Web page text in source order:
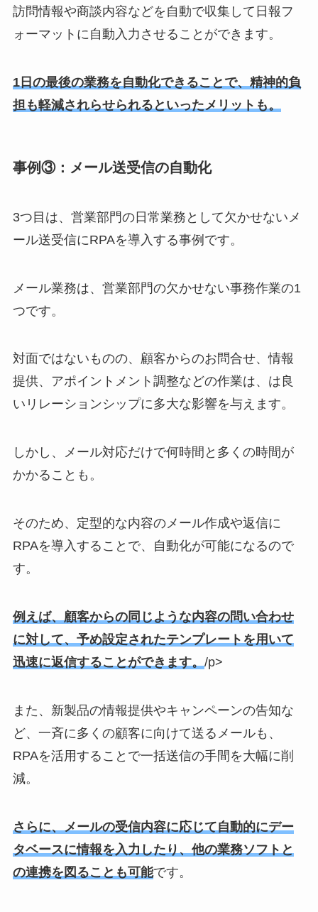
訪問情報や商談内容などを自動で収集して日報フ
ォーマットに自動入力させることができます。
1日の最後の業務を自動化できることで、精神的負
担も軽減されらせられるといったメリットも。
事例③：メール送受信の自動化
3つ目は、営業部門の日常業務として欠かせないメ
ール送受信にRPAを導入する事例です。
メール業務は、営業部門の欠かせない事務作業の1
つです。
対面ではないものの、顧客からのお問合せ、情報
提供、アポイントメント調整などの作業は、は良
いリレーションシップに多大な影響を与えます。
しかし、メール対応だけで何時間と多くの時間が
かかることも。
そのため、定型的な内容のメール作成や返信に
RPAを導入することで、自動化が可能になるので
す。
例えば、顧客からの同じような内容の問い合わせ
に対して、予め設定されたテンプレートを用いて
迅速に返信することができます。 /p>
また、新製品の情報提供やキャンペーンの告知な
ど、一斉に多くの顧客に向けて送るメールも、
RPAを活用することで一括送信の手間を大幅に削
減。
さらに、メールの受信内容に応じて自動的にデー
タベースに情報を入力したり、他の業務ソフトと
の連携を図ることも可能です。